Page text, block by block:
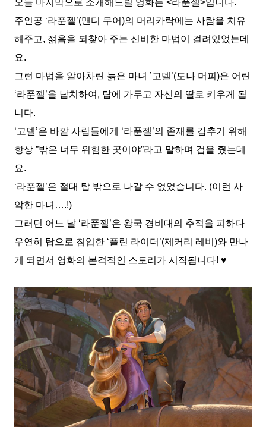
오늘 마지막으로 소개해드릴 영화는 <라푼젤>입니다.
주인공 ‘라푼젤’(맨디 무어)의 머리카락에는 사람을 치유
해주고, 젊음을 되찾아 주는 신비한 마법이 걸려있었는데
요.
그런 마법을 알아차린 늙은 마녀 ’고델’(도나 머피)은 어린
‘라푼젤’을 납치하여, 탑에 가두고 자신의 딸로 키우게 됩
니다.
‘고델’은 바깥 사람들에게 ‘라푼젤’의 존재를 감추기 위해
항상 ”밖은 너무 위험한 곳이야”라고 말하며 겁을 줬는데
요.
‘라푼젤’은 절대 탑 밖으로 나갈 수 없었습니다. (이런 사
악한 마녀….!)
그러던 어느 날 ‘라푼젤’은 왕국 경비대의 추적을 피하다
우연히 탑으로 침입한 ‘플린 라이더’(제커리 레비)와 만나
게 되면서 영화의 본격적인 스토리가 시작됩니다! ♥